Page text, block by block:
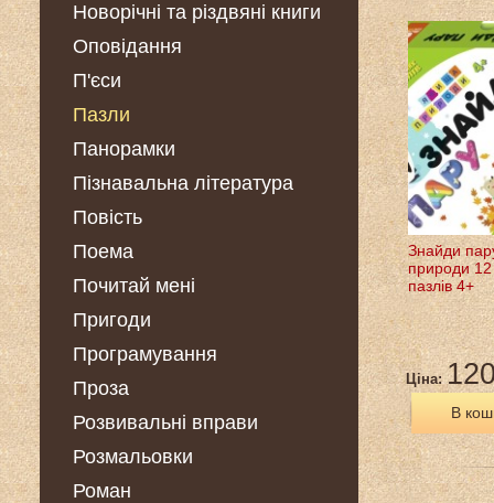
Новорічні та різдвяні книги
Оповідання
П'єси
Пазли
Панорамки
Пізнавальна література
Повість
Поема
Почитай мені
Пригоди
Програмування
Проза
Розвивальні вправи
Розмальовки
Роман
Знайди
природи 12
пазлів 4+
Ціна:
В